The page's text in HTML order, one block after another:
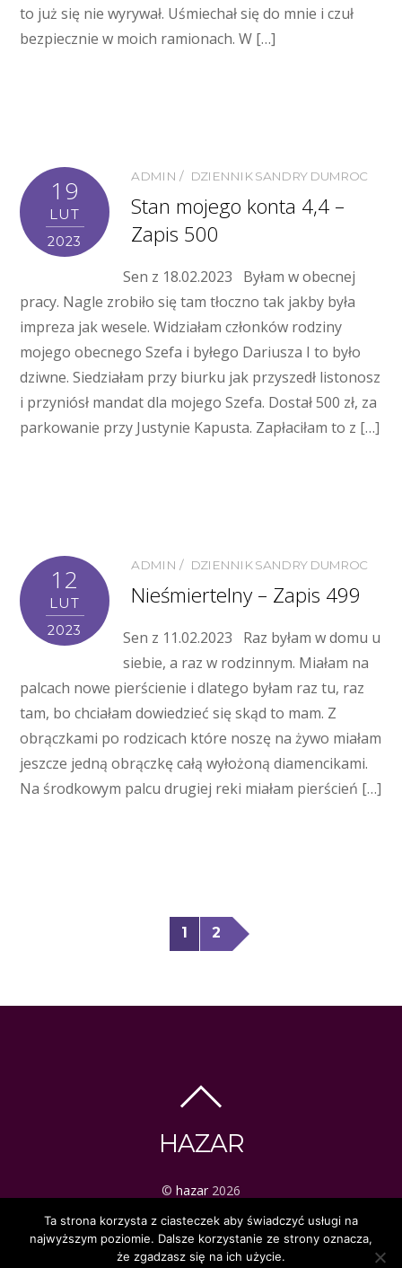
to już się nie wyrywał. Uśmiechał się do mnie i czuł
bezpiecznie w moich ramionach. W […]
19
LUT
2023
ADMIN DZIENNIK SANDRY DUMROC
Stan mojego konta 4,4 –
Zapis 500
Sen z 18.02.2023 Byłam w obecnej
pracy. Nagle zrobiło się tam tłoczno tak jakby była
impreza jak wesele. Widziałam członków rodziny
mojego obecnego Szefa i byłego Dariusza I to było
dziwne. Siedziałam przy biurku jak przyszedł listonosz
i przyniósł mandat dla mojego Szefa. Dostał 500 zł, za
parkowanie przy Justynie Kapusta. Zapłaciłam to z […]
12
LUT
2023
ADMIN DZIENNIK SANDRY DUMROC
Nieśmiertelny – Zapis 499
Sen z 11.02.2023 Raz byłam w domu u
siebie, a raz w rodzinnym. Miałam na
palcach nowe pierścienie i dlatego byłam raz tu, raz
tam, bo chciałam dowiedzieć się skąd to mam. Z
obrączkami po rodzicach które noszę na żywo miałam
jeszcze jedną obrączkę całą wyłożoną diamencikami.
Na środkowym palcu drugiej reki miałam pierścień […]
1 2
HAZAR
© hazar 2026
ezoteryka | tarot | mistyka
Ta strona korzysta z ciasteczek aby świadczyć usługi na
najwyższym poziomie. Dalsze korzystanie ze strony oznacza,
że zgadzasz się na ich użycie.